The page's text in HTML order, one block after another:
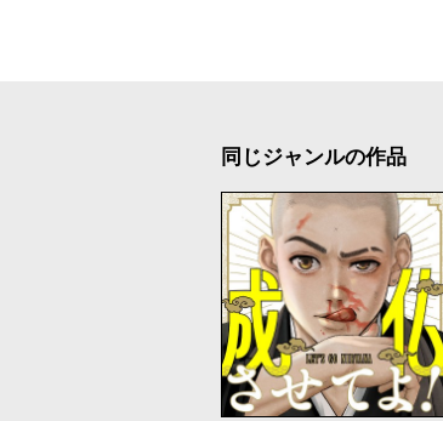
同じジャンルの作品